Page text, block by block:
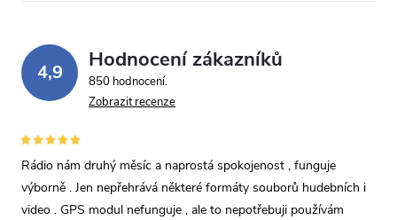
4,9 Hodnocení zákazníků
850 hodnocení
Zobrazit recenze
Rádio nám druhý měsíc a naprostá spokojenost , funguje
výborně . Jen nepřehrává některé formáty souborů hudebních i
video . GPS modul nefunguje , ale to nepotřebuji používám